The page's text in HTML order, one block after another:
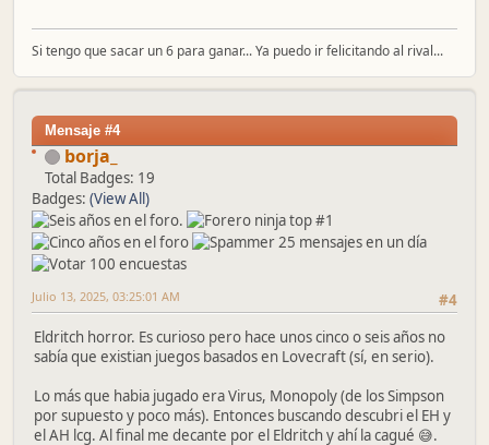
Si tengo que sacar un 6 para ganar... Ya puedo ir felicitando al rival...
Mensaje #4
borja_
Total Badges: 19
Badges: (View All)
#4
Julio 13, 2025, 03:25:01 AM
Eldritch horror. Es curioso pero hace unos cinco o seis años no
sabía que existian juegos basados en Lovecraft (sí, en serio).
Lo más que habia jugado era Virus, Monopoly (de los Simpson
por supuesto y poco más). Entonces buscando descubri el EH y
el AH lcg. Al final me decante por el Eldritch y ahí la cagué 😅.